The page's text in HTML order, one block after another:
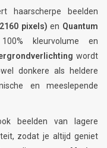
haarscherpe beelden
pixels) en Quantum
kleurvolume en
wordt
donkere als heldere
en meeslepende
beelden van lagere
zodat je altijd geniet